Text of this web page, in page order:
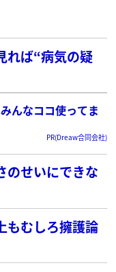
ば“病気の疑
んなココ使ってま
PR(Dreaw合同会社)
せいにできな
むしろ擁護論